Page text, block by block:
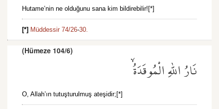
Hutame’nin ne olduğunu sana kim bildirebilir![*]
[*] Müddessir 74/26-30.
(Hümeze 104/6)
نَارُ اللّٰهِ الْمُوقَدَةُۙ
O, Allah’ın tutuşturulmuş ateşidir;[*]